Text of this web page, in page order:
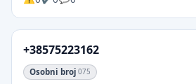
+38575223162
Osobni broj 075